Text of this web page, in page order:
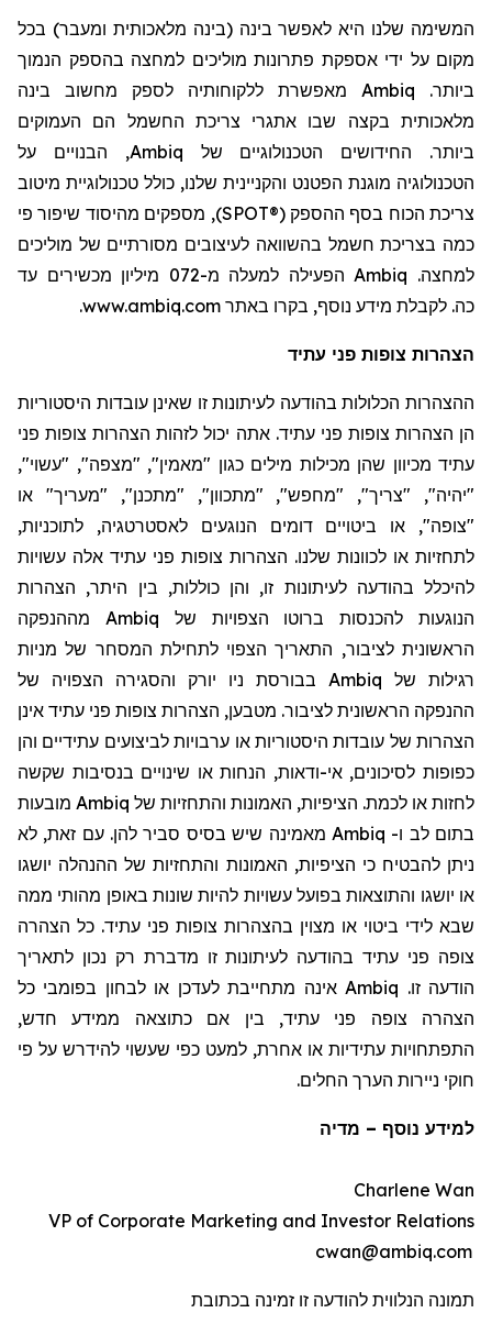
המשימה שלנו היא לאפשר בינה (בינה מלאכותית ומעבר) בכל
מקום על ידי אספקת פתרונות מוליכים למחצה בהספק הנמוך
ביותר. Ambiq מאפשרת ללקוחותיה לספק מחשוב בינה
מלאכותית בקצה שבו אתגרי צריכת החשמל הם העמוקים
ביותר. החידושים הטכנולוגיים של Ambiq, הבנויים על
הטכנולוגיה מוגנת הפטנט והקניינית שלנו, כולל טכנולוגיית מיטוב
צריכת הכוח בסף ההספק (SPOT®), מספקים מהיסוד שיפור פי
כמה בצריכת חשמל בהשוואה לעיצובים מסורתיים של מוליכים
למחצה. Ambiqהפעילה למעלה מ-2 70 מיליון מכשירים
עד
כה. לקבלת מידע נוסף, בקרו באתר www.ambiq.com
.
הצהרות צופות פני עתיד
ההצהרות הכלולות בהודעה לעיתונות זו שאינן עובדות היסטוריות
הן הצהרות צופות פני עתיד. אתה יכול לזהות הצהרות צופות פני
עתיד מכיוון שהן מכילות מילים כגון "מאמין", "מצפה", "עשוי",
"יהיה", "צריך", "מחפש", "מתכוון", "מתכנן", "מעריך" או
"צופה", או ביטויים דומים הנוגעים לאסטרטגיה, לתוכניות,
לתחזיות או לכוונות שלנו. הצהרות צופות פני עתיד אלה עשויות
להיכלל בהודעה לעיתונות זו, והן כוללות, בין היתר, הצהרות
הנוגעות להכנסות ברוטו הצפויות של Ambiq
מההנפקה
הראשונית לציבור, התאריך הצפוי לתחילת המסחר של מניות
רגילות של Ambiq בבורסת ניו יורק והסגירה הצפויה של
ההנפקה הראשונית לציבור. מטבען, הצהרות צופות פני עתיד אינן
הצהרות של עובדות היסטוריות או ערבויות לביצועים עתידיים והן
כפופות לסיכונים, אי-ודאות, הנחות או שינויים בנסיבות שקשה
לחזות או לכמת. הציפיות, האמונות והתחזיות של Ambiq מובעות
בתום לב ו- Ambiq מאמינה שיש בסיס סביר להן. עם זאת, לא
ניתן להבטיח כי הציפיות, האמונות והתחזיות של ההנהלה יושגו
או יושגו והתוצאות בפועל עשויות להיות שונות באופן מהותי ממה
שבא לידי ביטוי או מצוין בהצהרות צופות פני עתיד. כל הצהרה
צופה פני עתיד בהודעה לעיתונות זו מדברת רק נכון לתאריך
הודעה זו. Ambiqאינה מתחייבת לעדכן או לבחון בפומבי כל
הצהרה צופה פני עתיד, בין אם כתוצאה ממידע חדש,
התפתחויות עתידיות או אחרת, למעט כפי שעשוי להידרש על פי
חוקי ניירות הערך החלים.
למידע נוסף – מדיה
Charlene Wan
VP of Corporate Marketing and Investor Relations
cwan@ambiq.com
תמונה הנלווית להודעה זו זמינה בכתובת